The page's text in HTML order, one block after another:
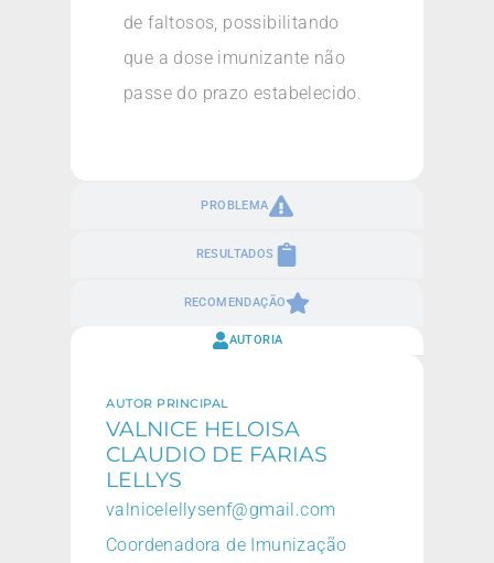
PROBLEMA
RESULTADOS
RECOMENDAÇÃO
de faltosos, possibilitando
que a dose imunizante não
passe do prazo estabelecido.
AUTORIA
AUTOR PRINCIPAL
VALNICE HELOISA
CLAUDIO DE FARIAS
LELLYS
valnicelellysenf@gmail.com
Coordenadora de Imunização